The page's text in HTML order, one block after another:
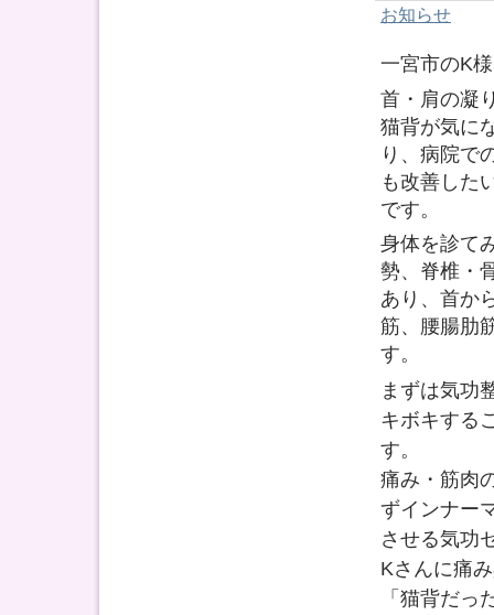
お知らせ
一宮市のK
首・肩の凝
猫背が気に
り、病院で
も改善した
です。
身体を診て
勢、脊椎・
あり、首か
筋、腰腸肋
す。
まずは気功
キボキする
す。
痛み・筋肉
ずインナー
させる気功
Kさんに痛
「猫背だ